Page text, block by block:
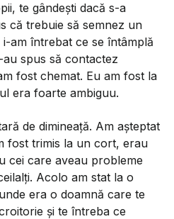
te gândești dacă s-a
că trebuie să semnez un
am întrebat ce se întâmplă
spus să contactez
fost chemat. Eu am fost la
era foarte ambiguu.
de dimineață. Am așteptat
fost trimis la un cort, erau
cei care aveau probleme
Acolo am stat la o
era o doamnă care te
și te întreba ce